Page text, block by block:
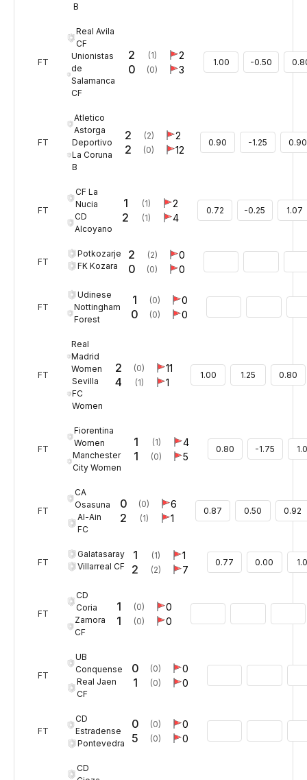
B
FT
Real Avila
CF
Unionistas
de
Salamanca
CF
2
0
(1)
(0)
2
3
1.00 -0.50
FT
Atletico
Astorga
Deportivo
La Coruna
B
2
2
(2)
(0)
2
12
0.90 -1.25 0.90
FT
CF La
Nucia
CD
Alcoyano
1
2
(1)
(1)
2
4
0.72 -0.25 1.07
FT
Potkozarje
FK Kozara
2
0
(2)
(0)
0
0
FT
Udinese
Nottingham
Forest
1
0
(0)
(0)
0
0
FT
Real
Madrid
Women
Sevilla
FC
Women
2
4
(0)
(1)
11
1
1.00 1.25 0.80
FT
Fiorentina
Women
Manchester
City Women
1
1
(1)
(0)
4
5
0.80 -1.75
FT
CA
Osasuna
Al-Ain
FC
0
2
(0)
(1)
6
1
0.87 0.50 0.92
FT
Galatasaray
Villarreal CF
1
2
(1)
(2)
1
7
0.77 0.00
FT
CD
Coria
Zamora
CF
1
1
(0)
(0)
0
0
FT
UB
Conquense
Real Jaen
CF
0
1
(0)
(0)
0
0
FT
CD
Estradense
Pontevedra
0
5
(0)
(0)
0
0
CD